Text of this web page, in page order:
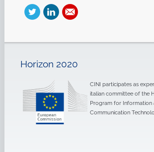
Horizon 2020
CINI participates as
italian committee of the
Program for Information
Communication